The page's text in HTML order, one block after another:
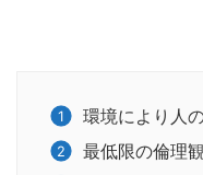
環境により人
最低限の倫理